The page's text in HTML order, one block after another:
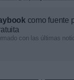
como fuente
con las últimas